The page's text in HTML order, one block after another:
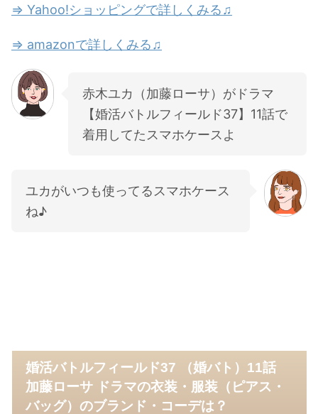
⇒ Yahoo!ショッピングで詳しくみる♫
⇒ amazonで詳しくみる♫
赤木ユカ（加藤ローサ）がドラマ
【婚活バトルフィールド37】11話で
着用してたスマホケースよ
ユカがいつも使ってるスマホケース
ね♪
婚活バトルフィールド37 （婚バト）11話
加藤ローサ ドラマの衣装・服装（ピアス・
バッグ）のブランド・コーデは？